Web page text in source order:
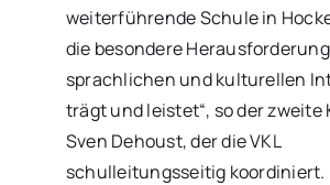
weiterführende Schule in
die besondere
sprachlichen und kulturellen
trägt und leistet“, so der zweite
Sven Dehoust, der die VKL
schulleitungsseitig koordiniert.